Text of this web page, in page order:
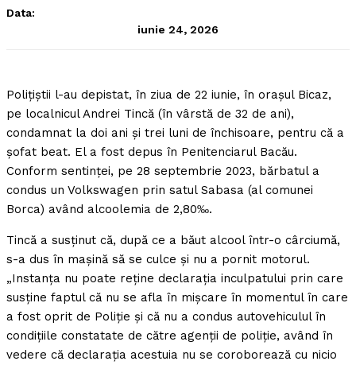
Data:
iunie 24, 2026
Poliţiştii l-au depistat, în ziua de 22 iunie, în oraşul Bicaz,
pe localnicul Andrei Tincă (în vârstă de 32 de ani),
condamnat la doi ani şi trei luni de închisoare, pentru că a
şofat beat. El a fost depus în Penitenciarul Bacău.
Conform sentinţei, pe 28 septembrie 2023, bărbatul a
condus un Volkswagen prin satul Sabasa (al comunei
Borca) având alcoolemia de 2,80‰.
Tincă a susţinut că, după ce a băut alcool într-o cârciumă,
s-a dus în maşină să se culce şi nu a pornit motorul.
„Instanţa nu poate reţine declaraţia inculpatului prin care
susţine faptul că nu se afla în mişcare în momentul în care
a fost oprit de Poliţie şi că nu a condus autovehiculul în
condiţiile constatate de către agenţii de poliţie, având în
vedere că declaraţia acestuia nu se coroborează cu nicio